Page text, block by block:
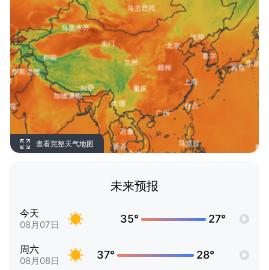
查看完整天气地图
未来预报
今天
08月07日 35° 27°
周六
08月08日 37° 28°